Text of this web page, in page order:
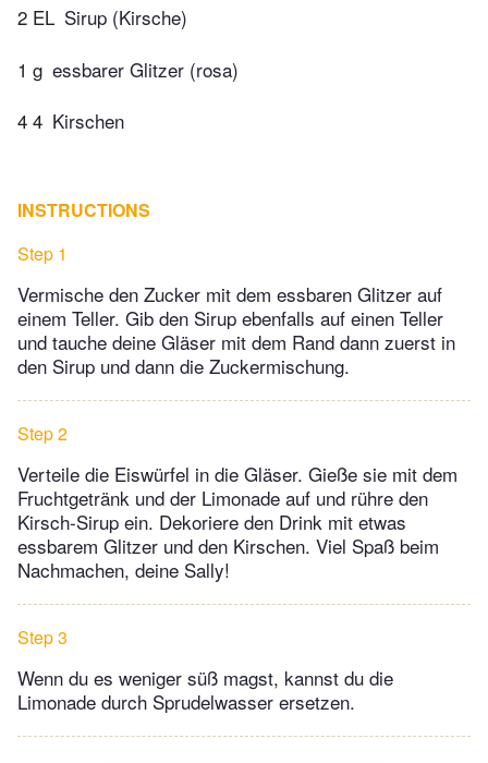
2 EL Sirup (Kirsche)
1 g essbarer Glitzer (rosa)
4 4 Kirschen
INSTRUCTIONS
Step 1
Vermische den Zucker mit dem essbaren Glitzer auf
einem Teller. Gib den Sirup ebenfalls auf einen Teller
und tauche deine Gläser mit dem Rand dann zuerst in
den Sirup und dann die Zuckermischung.
Step 2
Verteile die Eiswürfel in die Gläser. Gieße sie mit dem
Fruchtgetränk und der Limonade auf und rühre den
Kirsch-Sirup ein. Dekoriere den Drink mit etwas
essbarem Glitzer und den Kirschen. Viel Spaß beim
Nachmachen, deine Sally!
Step 3
Wenn du es weniger süß magst, kannst du die
Limonade durch Sprudelwasser ersetzen.